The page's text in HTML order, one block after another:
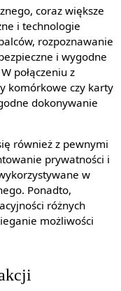
coraz większe
i technologie
rozpoznawanie
i wygodne
połączeniu z
komórkowe czy karty
dokonywanie
również z pewnymi
prywatności i
w
Ponadto,
różnych
możliwości